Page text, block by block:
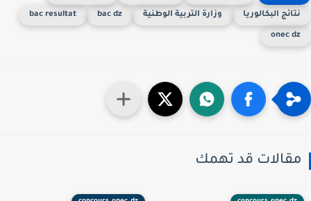
البكالوريا وزارة التربية الوطنية bac dz
bac resultat
onec
قد تهمك